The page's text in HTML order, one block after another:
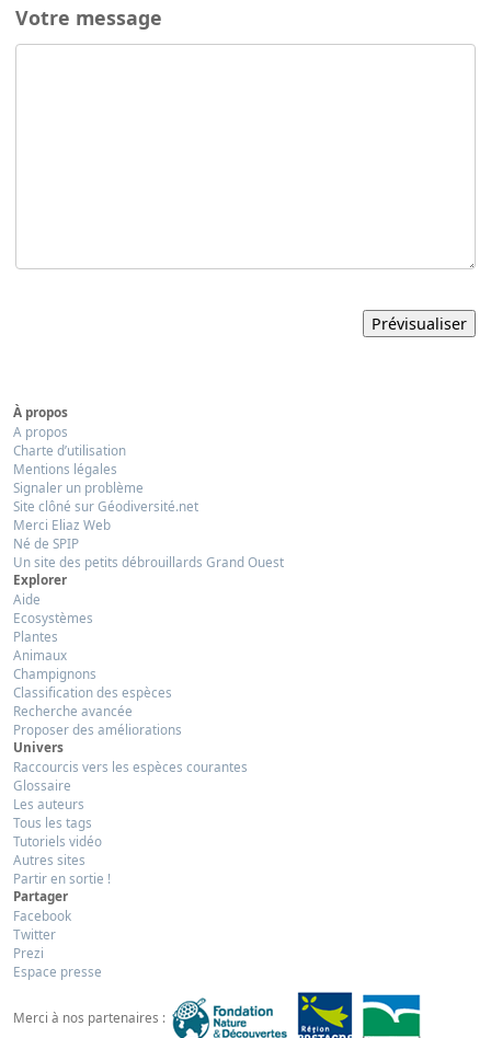
Votre message
À propos
A propos
Charte d’utilisation
Mentions légales
Signaler un problème
Site clôné sur Géodiversité.net
Merci Eliaz Web
Né de SPIP
Un site des petits débrouillards Grand Ouest
Explorer
Aide
Ecosystèmes
Plantes
Animaux
Champignons
Classification des espèces
Recherche avancée
Proposer des améliorations
Univers
Raccourcis vers les espèces courantes
Glossaire
Les auteurs
Tous les tags
Tutoriels vidéo
Autres sites
Partir en sortie !
Partager
Facebook
Twitter
Prezi
Espace presse
Merci à nos partenaires :